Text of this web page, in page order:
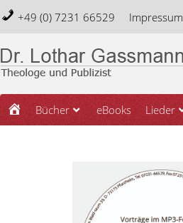
Zum
Inhalt
+49 (0) 7231 66529 Impressum
Startseite
Bücher eBooks Lieder